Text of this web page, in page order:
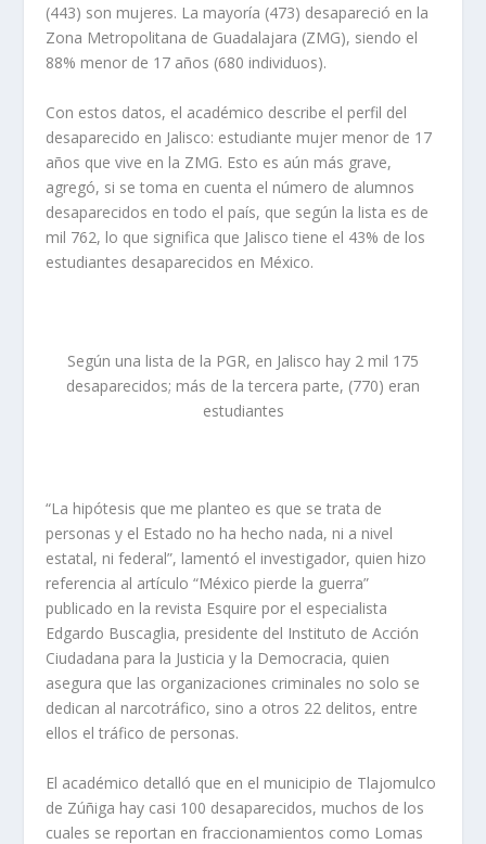
(443) son mujeres. La mayoría (473) desapareció en la
Zona Metropolitana de Guadalajara (ZMG), siendo el
88% menor de 17 años (680 individuos).
Con estos datos, el académico describe el perfil del
desaparecido en Jalisco: estudiante mujer menor de 17
años que vive en la ZMG. Esto es aún más grave,
agregó, si se toma en cuenta el número de alumnos
desaparecidos en todo el país, que según la lista es de
mil 762, lo que significa que Jalisco tiene el 43% de los
estudiantes desaparecidos en México.
Según una lista de la PGR, en Jalisco hay 2 mil 175
desaparecidos; más de la tercera parte, (770) eran
estudiantes
“La hipótesis que me planteo es que se trata de
personas y el Estado no ha hecho nada, ni a nivel
estatal, ni federal”, lamentó el investigador, quien hizo
referencia al artículo “México pierde la guerra”
publicado en la revista Esquire por el especialista
Edgardo Buscaglia, presidente del Instituto de Acción
Ciudadana para la Justicia y la Democracia, quien
asegura que las organizaciones criminales no solo se
dedican al narcotráfico, sino a otros 22 delitos, entre
ellos el tráfico de personas.
El académico detalló que en el municipio de Tlajomulco
de Zúñiga hay casi 100 desaparecidos, muchos de los
cuales se reportan en fraccionamientos como Lomas